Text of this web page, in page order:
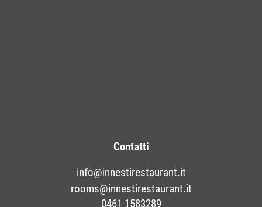
Contatti
info@innestirestaurant.it
rooms@innestirestaurant.it
0461 1583289